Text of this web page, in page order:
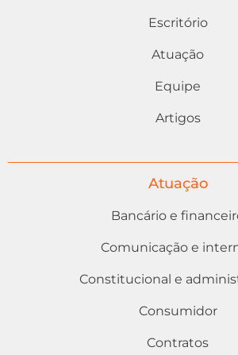
Escritório
Atuação
Equipe
Artigos
Atuação
Bancário e
Comunicação e
Constitucional e
Consumidor
Contratos